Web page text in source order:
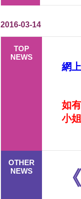
2016-03-14
TOP
NEWS
網
如
小
OTHER
NEWS